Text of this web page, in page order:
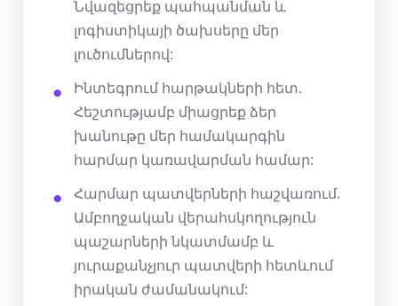
Նվազեցրեք պահպանման և
լոգիստիկայի ծախսերը մեր
լուծումներով:
Ինտեգրում հարթակների հետ.
Հեշտությամբ միացրեք ձեր
խանութը մեր համակարգին
հարմար կառավարման համար:
Հարմար պատվերների հաշվառում.
Ամբողջական վերահսկողություն
պաշարների նկատմամբ և
յուրաքանչյուր պատվերի հետևում
իրական ժամանակում: